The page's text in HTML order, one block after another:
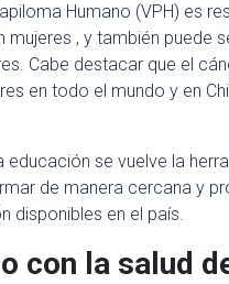
Humano (VPH) es
mujeres , y también puede
Cabe destacar que el
en todo el mundo y en
educación se vuelve la
de manera cercana y
disponibles en el país.
con la salud